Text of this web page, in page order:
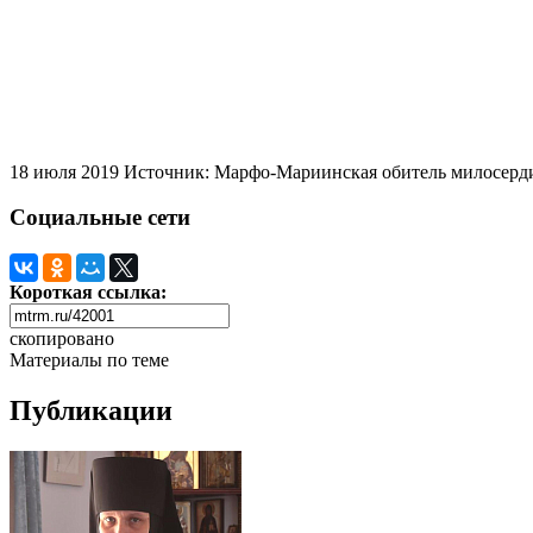
18 июля 2019 Источник: Марфо-Мариинская обитель
Социальные сети
Короткая ссылка:
скопировано
Материалы по теме
Публикации